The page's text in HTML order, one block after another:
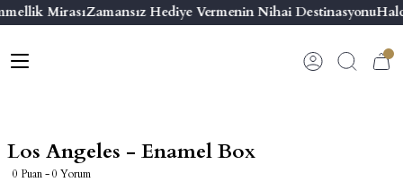
MirasıZamansız Hediye Vermenin Nihai Destinasyonu
Geri Dön
Geri Dön
ve Aksesuarlar
Geri Dön
Geri Dön
Seriler
Los Angeles - Enamel Box
0 Puan - 0 Yorum